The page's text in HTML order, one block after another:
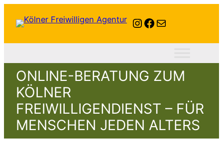
Instagram
Facebook
E-Mail
ONLINE-BERATUNG ZUM
KÖLNER
FREIWILLIGENDIENST – FÜR
MENSCHEN JEDEN ALTERS